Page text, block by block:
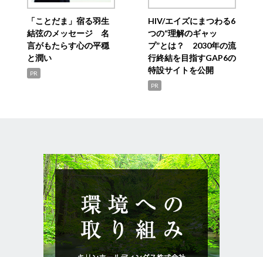
「ことだま」宿る羽生
結弦のメッセージ 名
言がもたらす心の平穏
と潤い
PR
HIV/エイズにまつわる6
つの“理解のギャッ
プ”とは？ 2030年の流
行終結を目指すGAP6の
特設サイトを公開
PR